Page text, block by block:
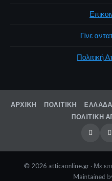
Γίνε
Πολιτική
ΑΡΧΙΚΉ ΠΟΛΙΤΙΚΉ ΕΛΛΆΔΑ
ΠΟΛΙΤΙΚΉ
© 2026 atticaonline.gr · Με
Maintained